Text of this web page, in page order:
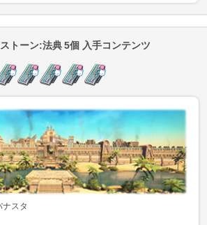
トーン:法典 5個 入手コンテンツ
ナスタ